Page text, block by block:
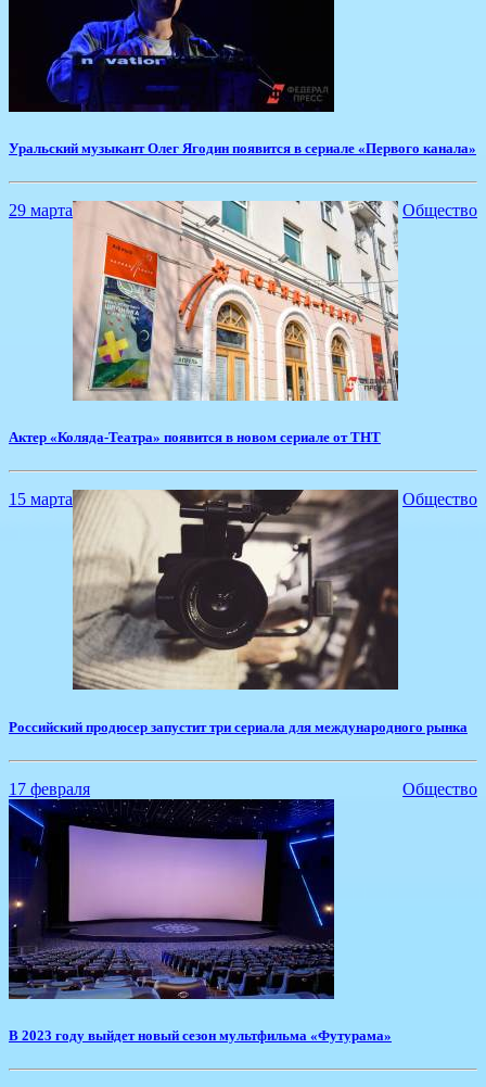
Уральский музыкант Олег Ягодин появится в сериале «Первого канала»
29 марта Общество
Актер «Коляда-Театра» появится в новом сериале от ТНТ
15 марта Общество
Российский продюсер запустит три сериала для международного рынка
17 февраля Общество
​В 2023 году выйдет новый сезон мультфильма «Футурама»